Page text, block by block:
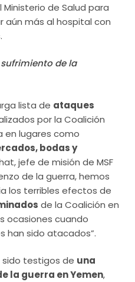
de Salud para
aún más al hospital con
de la
lista de ataques
por la Coalición
en lugares como
bodas y
jefe de misión de MSF
de la guerra, hemos
los terribles efectos de
de la Coalición en
ocasiones cuando
han sido atacados”.
sido testigos de una
la guerra en Yemen,